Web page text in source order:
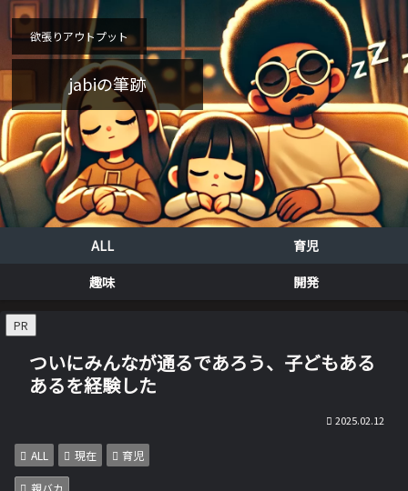
欲張りアウトプット
jabiの筆跡
ALL
育児
趣味
開発
PR
ついにみんなが通るであろう、子どもある
あるを経験した
2025.02.12
ALL 現在 育児
親バカ